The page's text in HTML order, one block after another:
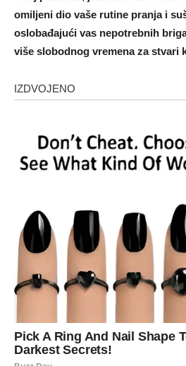
omiljeni dio vaše rutine pranja i
oslobađajući vas nepotrebnih
više slobodnog vremena za stvari